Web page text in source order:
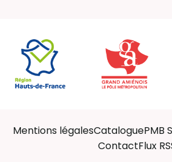
Mentions légalesCataloguePMB
ContactFlux